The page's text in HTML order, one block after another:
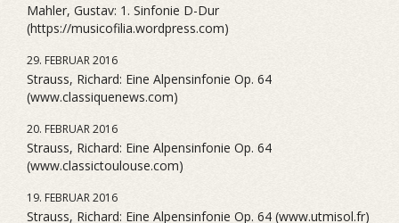
Mahler, Gustav: 1. Sinfonie D-Dur
(https://musicofilia.wordpress.com)
29. FEBRUAR 2016
Strauss, Richard: Eine Alpensinfonie Op. 64
(www.classiquenews.com)
20. FEBRUAR 2016
Strauss, Richard: Eine Alpensinfonie Op. 64
(www.classictoulouse.com)
19. FEBRUAR 2016
Strauss, Richard: Eine Alpensinfonie Op. 64 (www.utmisol.fr)